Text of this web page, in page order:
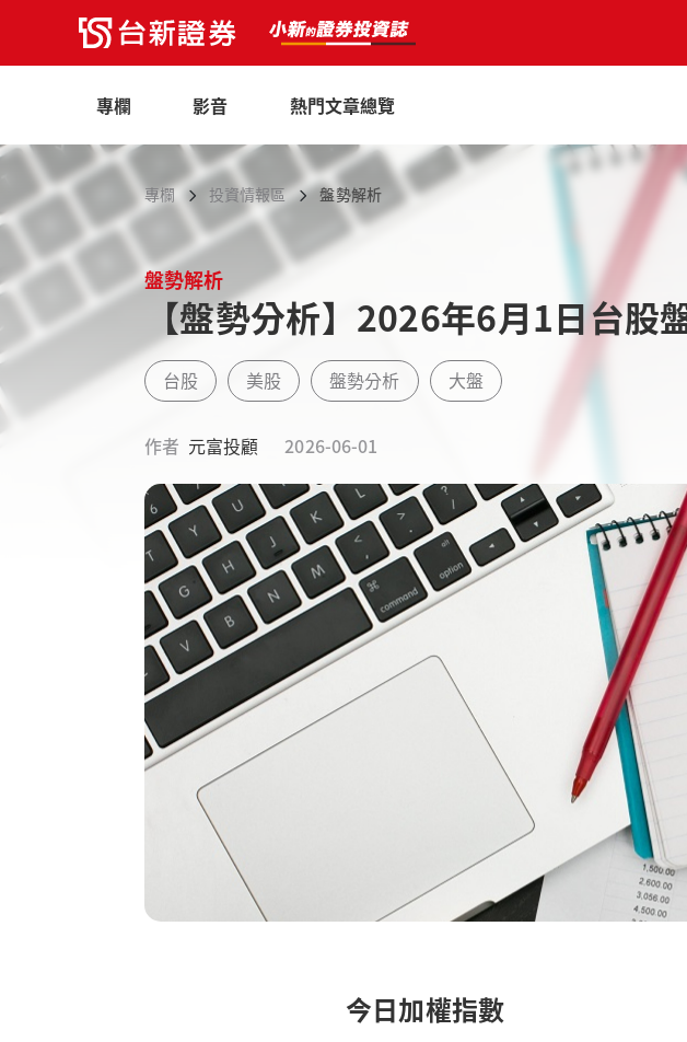
專欄 影音 熱門文章總覽
專欄 投資情報區 盤勢解析
盤勢解析
【盤勢分析】2026年6月1日台股
台股 美股 盤勢分析 大盤
作者 元富投顧 2026-06-01
今日加權指數